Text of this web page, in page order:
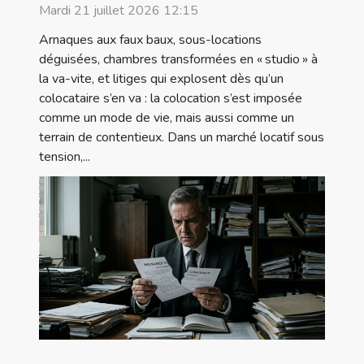
Mardi 21 juillet 2026 12:15
Arnaques aux faux baux, sous-locations
déguisées, chambres transformées en « studio » à
la va-vite, et litiges qui explosent dès qu’un
colocataire s’en va : la colocation s’est imposée
comme un mode de vie, mais aussi comme un
terrain de contentieux. Dans un marché locatif sous
tension,...